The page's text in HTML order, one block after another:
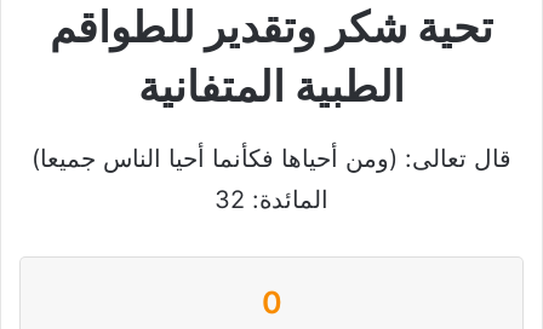
تحية شكر وتقدير للطواقم
الطبية المتفانية
قال تعالى: (ومن أحياها فكأنما أحيا الناس جميعا)
المائدة: 32
0